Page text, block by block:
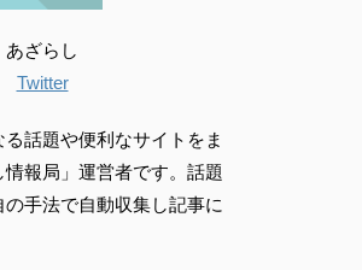
あざらし
Twitter
話題や便利なサイトをま
情報局」運営者です。話題
手法で自動収集し記事に